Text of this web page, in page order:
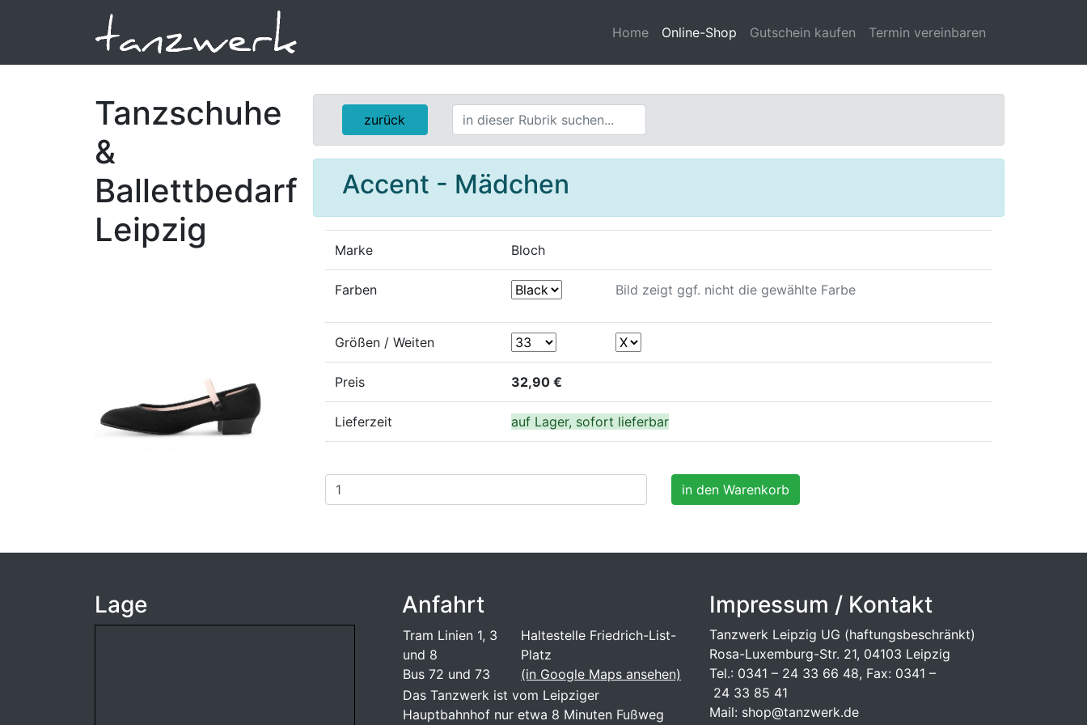
Home Online-Shop Gutschein kaufen Termin vereinbaren
Tanzschuhe
&
Ballettbedarf
Leipzig
zurück
Accent - Mädchen
Marke Bloch
Farben Bild zeigt ggf. nicht die gewählte Farbe
Größen / Weiten
Preis 32,90 €
Lieferzeit auf Lager, sofort lieferbar
Lage Anfahrt
Tram Linien 1, 3
und 8
Bus 72 und 73
Haltestelle Friedrich-List-
Platz
(in Google Maps ansehen)
Das Tanzwerk ist vom Leipziger
Hauptbahnhof nur etwa 8 Minuten Fußweg
Impressum / Kontakt
Tanzwerk Leipzig UG (haftungsbeschränkt)
Rosa-Luxemburg-Str. 21, 04103 Leipzig
Tel.: 0341 – 24 33 66 48, Fax: 0341 –
24 33 85 41
Mail: shop@tanzwerk.de